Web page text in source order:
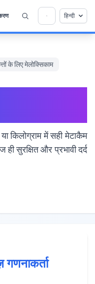
हिन्दी
के लिए मेलोक्सिकाम
किलोग्राम में सही मेटाकैम
सुरक्षित और प्रभावी दर्द
इसे और बेहतर बनाने
×